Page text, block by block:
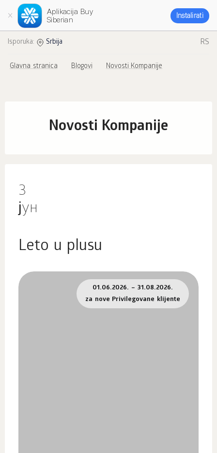
Aplikacija Buy
Siberian
Instalirati
Isporuka: Srbija RS
Glavna stranica Blogovi Novosti Kompanije
Novosti Kompanije
3
јун
Leto u plusu
01.06.2026. – 31.08.2026.
za nove Privilegovane klijente